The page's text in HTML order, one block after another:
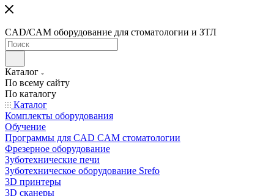
CAD/CAM оборудование для стоматологии и ЗТЛ
Каталог
По всему сайту
По каталогу
Каталог
Комплекты оборудования
Обучение
Программы для CAD CAM стоматологии
Фрезерное оборудование
Зуботехнические печи
Зуботехническое оборудование Srefo
3D принтеры
3D сканеры